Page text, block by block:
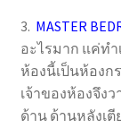
3. MASTER
อะไรมาก แค่ทำ
ห้องนี้เป็นห้องก
เจ้าของห้องจึง
ด้าน ด้านหลังเตี